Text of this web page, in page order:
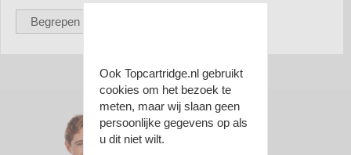
Bekijk
Begrepen
Ook Topcartridge.nl gebruikt
cookies om het bezoek te
meten, maar wij slaan geen
persoonlijke gegevens op als
u dit niet wilt.